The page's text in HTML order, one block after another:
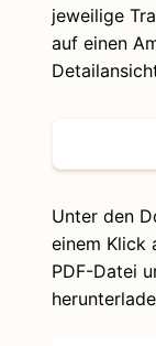
jeweilige
auf einen
Unter den
einem Klick
PDF-Datei